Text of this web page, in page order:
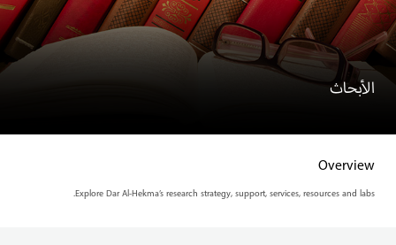
الأبحاث
Overview
Explore Dar Al-Hekma’s research strategy, support, services, resources and labs.